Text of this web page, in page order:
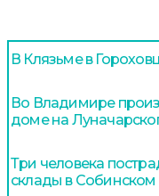
В Клязьме в
Во Владимире
доме на
Три человека
склады в Собинском